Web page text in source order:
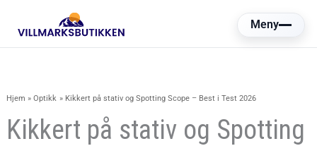
til
Meny
Hjem Optikk Kikkert på stativ og Spotting Scope – Best i Test 2026
Kikkert på stativ og Spotting